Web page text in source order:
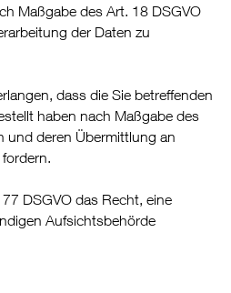
Maßgabe des Art. 18 DSGVO
der Daten zu
dass die Sie betreffenden
haben nach Maßgabe des
und deren Übermittlung an
DSGVO das Recht, eine
Aufsichtsbehörde